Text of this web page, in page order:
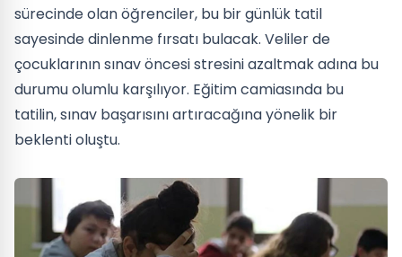
sürecinde olan öğrenciler, bu bir günlük tatil
sayesinde dinlenme fırsatı bulacak. Veliler de
çocuklarının sınav öncesi stresini azaltmak adına bu
durumu olumlu karşılıyor. Eğitim camiasında bu
tatilin, sınav başarısını artıracağına yönelik bir
beklenti oluştu.